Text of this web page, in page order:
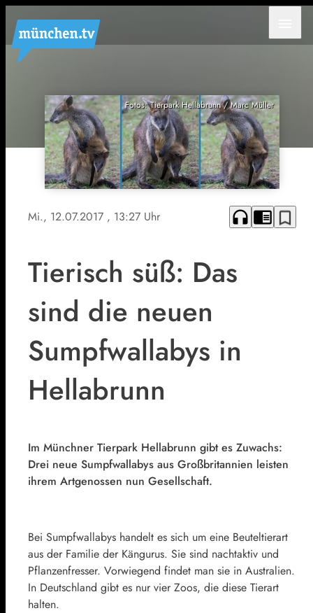
Fotos: Tierpark Hellabrunn / Marc Müller
Mi., 12.07.2017 , 13:27 Uhr headphones chrome_reader_mode bookmark_border
Tierisch süß: Das
sind die neuen
Sumpfwallabys in
Hellabrunn
Im Münchner Tierpark Hellabrunn gibt es Zuwachs:
Drei neue Sumpfwallabys aus Großbritannien leisten
ihrem Artgenossen nun Gesellschaft.
Bei Sumpfwallabys handelt es sich um eine Beuteltierart
aus der Familie der Kängurus. Sie sind nachtaktiv und
Pflanzenfresser. Vorwiegend findet man sie in Australien.
In Deutschland gibt es nur vier Zoos, die diese Tierart
halten.